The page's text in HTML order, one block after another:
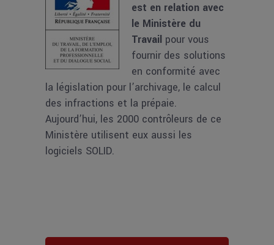
est en relation avec
le Ministère du
Travail pour vous
fournir des solutions
en conformité avec
la législation pour l’archivage, le calcul
des infractions et la prépaie.
Aujourd’hui, les 2000 contrôleurs de ce
Ministère utilisent eux aussi les
logiciels SOLID.